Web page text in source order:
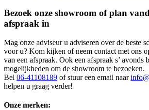
Bezoek onze showroom of plan
afspraak in
Mag onze adviseur u adviseren over de beste
voor u? Kom kijken of neem contact met ons
van een afspraak. Ook een afspraak s’ avonds
mogelijkheden om de showroom te bezoeken.
Bel 06-41108189 of stuur een email naar
helpen u graag verder!
Onze merken: